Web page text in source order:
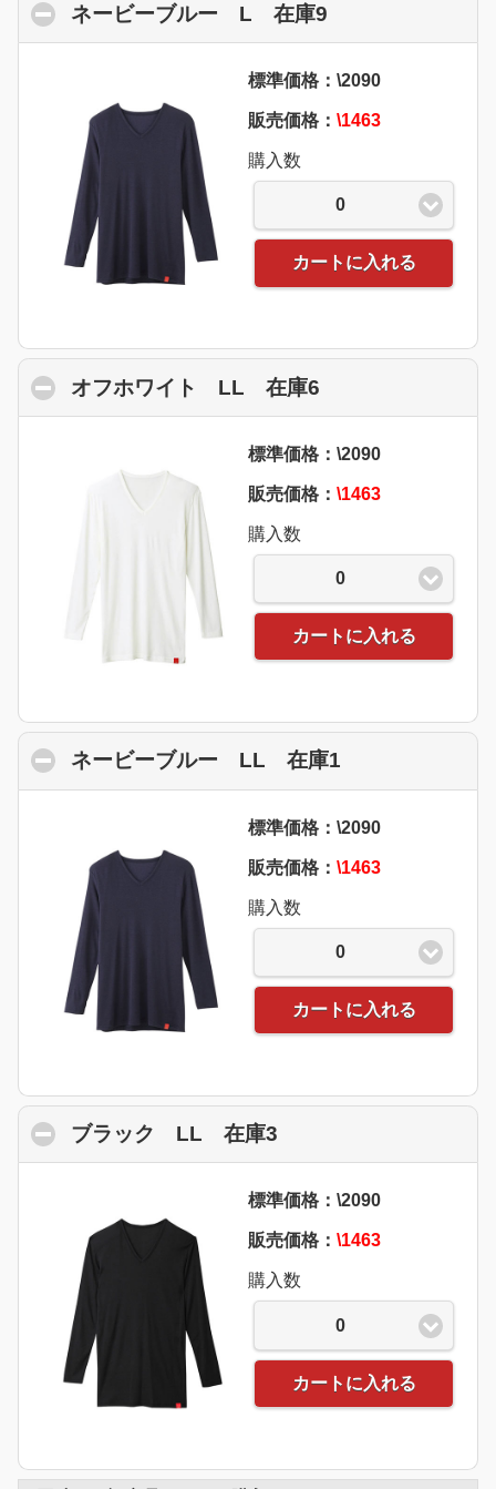
ネービーブルー L 在庫9
標準価格：\2090
販売価格： \1463
購入数
0
カートに入れる
オフホワイト LL 在庫6
標準価格：\2090
販売価格： \1463
購入数
0
カートに入れる
ネービーブルー LL 在庫1
標準価格：\2090
販売価格： \1463
購入数
0
カートに入れる
ブラック LL 在庫3
標準価格：\2090
販売価格： \1463
購入数
0
カートに入れる